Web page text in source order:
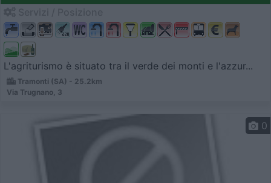
L'agriturismo è situato tra il verde dei monti e l'azzur...
Tramonti (SA) - 25.2km
Via Trugnano, 3
0